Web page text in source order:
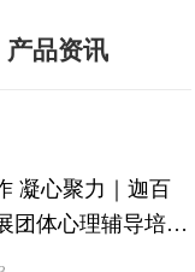
产品资讯
凝心聚力｜迦百
团体心理辅导培训